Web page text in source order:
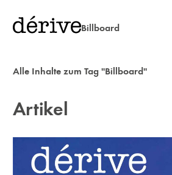
Billboard
Alle Inhalte zum Tag "Billboard"
Artikel